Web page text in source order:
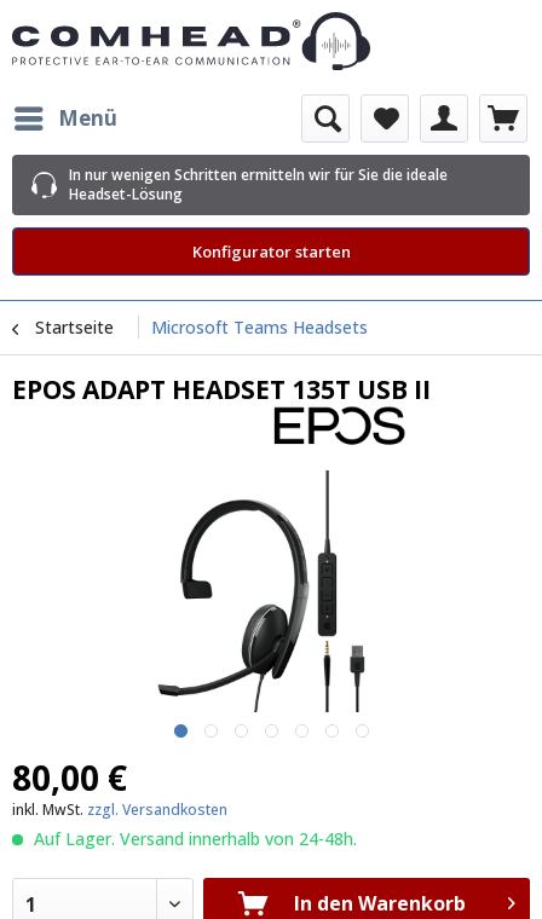
Menü
In nur wenigen Schritten ermitteln wir für Sie die ideale
Headset-Lösung
Konfigurator starten
Startseite Microsoft Teams Headsets
EPOS ADAPT HEADSET 135T USB II
80,00 €
inkl. MwSt. zzgl. Versandkosten
Auf Lager. Versand innerhalb von 24-48h.
1 In den Warenkorb